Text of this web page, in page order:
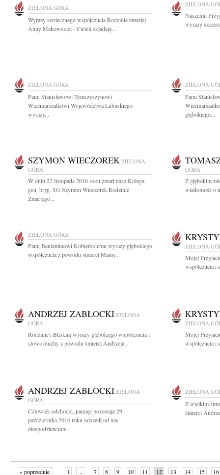
ZIELONA GÓRA
Wyrazy serdecznego współczucia Rodzinie zmarłej
Anny Makowskiej - Cieleń składają...
ZIELONA
Naszemu
wyrazy
ZIELONA GÓRA
Panu Stanisławowi Tymczyszynowi
Wicemarszałkowi Województwa Lubuskiego
wyrazy...
ZIELONA
Panu
głębokiego...
SZYMON WIECZOREK ZIELONA
GÓRA
W dniu 22 listopada 2016 roku zmarł nasz Kolega
gen. bryg. SG Szymon Wieczorek Rodzinie
Zmarłego...
GÓRA
Z głębokim
wiadomość o
ZIELONA GÓRA
Panu Beniaminowi Kobierskiemu wyrazy głębokiego
współczucia z powodu śmierci Mamy...
ZIELONA
Mojej
współczucia i
ANDRZEJ ZABŁOCKI ZIELONA
GÓRA
Rodzinie i Bliskim wyrazy głębokiego współczucia i
słowa otuchy z powodu śmierci Andrzeja...
ZIELONA
Mojej
współczucia i
ANDRZEJ ZABŁOCKI ZIELONA
GÓRA
Człowiek odchodzi, pamięć pozostaje 29
października 2016 roku odszedł od nas
niespodziewanie...
ZIELONA
Z wielkim
śmierci
« poprzednie 1 ... 7 8 9 10 11 12 13 14 15 16